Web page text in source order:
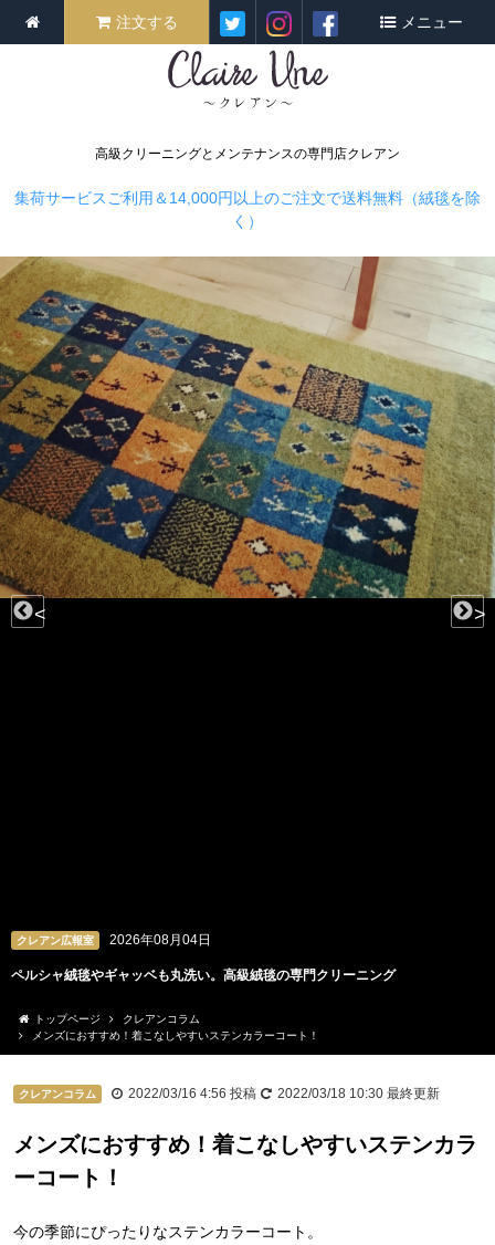
高級クリーニングとメンテナンスの専門店クレアン
注文する メニュー
集荷サービスご利用＆14,000円以上のご注文で送料無料（絨毯を除
く）
クレアン広報室 2026年08月04日
ペルシャ絨毯やギャッベも丸洗い。高級絨毯の専門クリーニング
< >
トップページ
クレアンコラム
メンズにおすすめ！着こなしやすいステンカラーコート！
クレアンコラム 2022/03/16 4:56 投稿 2022/03/18 10:30 最終更新
メンズにおすすめ！着こなしやすいステンカラ
ーコート！
今の季節にぴったりなステンカラーコート。